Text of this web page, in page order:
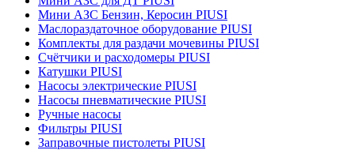
Мини АЗС Бензин, Керосин PIUSI
Маслораздаточное оборудование PIUSI
Комплекты для раздачи мочевины PIUSI
Счётчики и расходомеры PIUSI
Катушки PIUSI
Насосы электрические PIUSI
Насосы пневматические PIUSI
Ручные насосы
Фильтры PIUSI
Заправочные пистолеты PIUSI